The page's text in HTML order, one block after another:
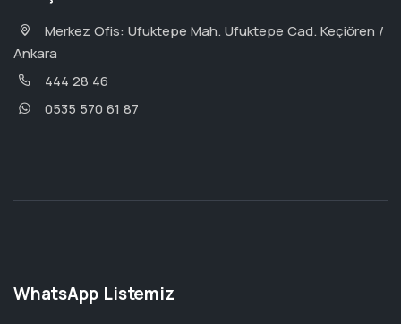
Merkez Ofis: Ufuktepe Mah. Ufuktepe Cad. Keçiören /
Ankara
444 28 46
0535 570 61 87
WhatsApp Listemiz